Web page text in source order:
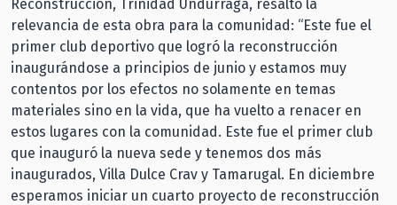
Reconstrucción, Trinidad Undurraga, resaltó la
relevancia de esta obra para la comunidad: “Este fue el
primer club deportivo que logró la reconstrucción
inaugurándose a principios de junio y estamos muy
contentos por los efectos no solamente en temas
materiales sino en la vida, que ha vuelto a renacer en
estos lugares con la comunidad. Este fue el primer club
que inauguró la nueva sede y tenemos dos más
inaugurados, Villa Dulce Crav y Tamarugal. En diciembre
esperamos iniciar un cuarto proyecto de reconstrucción